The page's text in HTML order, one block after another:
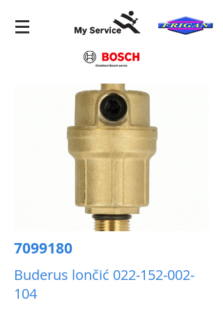
7099180
Buderus lončić 022-152-002-
104